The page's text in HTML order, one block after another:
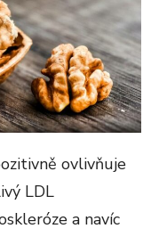
ovlivňuje
LDL
a navíc